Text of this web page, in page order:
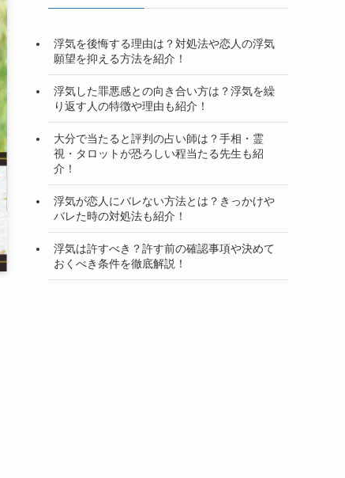
浮気を後悔する理由は？対処法や恋人の浮気
願望を抑える方法を紹介！
浮気した罪悪感との向き合い方は？浮気を繰
り返す人の特徴や理由も紹介！
大分で当たると評判の占い師は？手相・霊
視・タロットが恐ろしい程当たる先生も紹
介！
浮気が恋人にバレない方法とは？きっかけや
バレた時の対処法も紹介！
浮気は許すべき？許す前の確認事項や決めて
おくべき条件を徹底解説！